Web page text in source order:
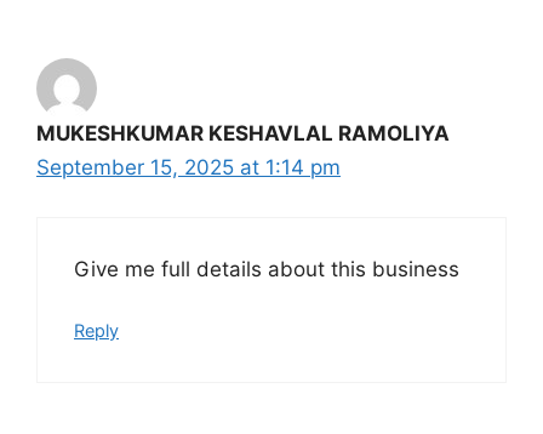
MUKESHKUMAR KESHAVLAL RAMOLIYA
September 15, 2025 at 1:14 pm
Give me full details about this business
Reply